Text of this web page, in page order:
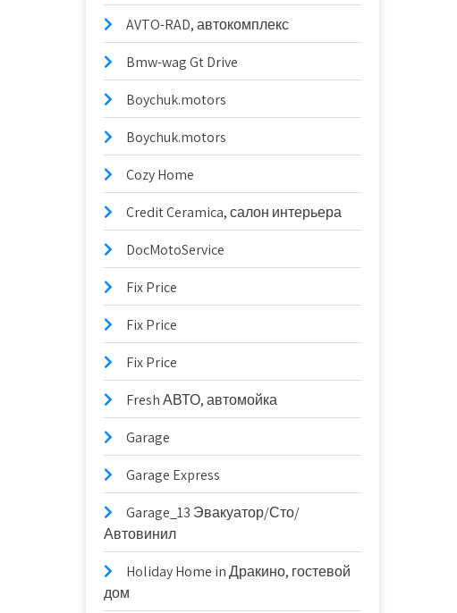
AVTO-RAD, автокомплекс
Bmw-wag Gt Drive
Boychuk.motors
Boychuk.motors
Cozy Home
Credit Ceramica, салон интерьера
DocMotoService
Fix Price
Fix Price
Fix Price
Fresh АВТО, автомойка
Garage
Garage Express
Garage_13 Эвакуатор/Сто/
Автовинил
Holiday Home in Дракино, гостевой
дом